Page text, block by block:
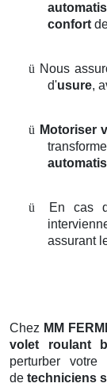
confort
ü Nous
d'usure,
ü Motoriser
ü En cas
assurant
Chez MM
volet roulant
perturber
detechniciens